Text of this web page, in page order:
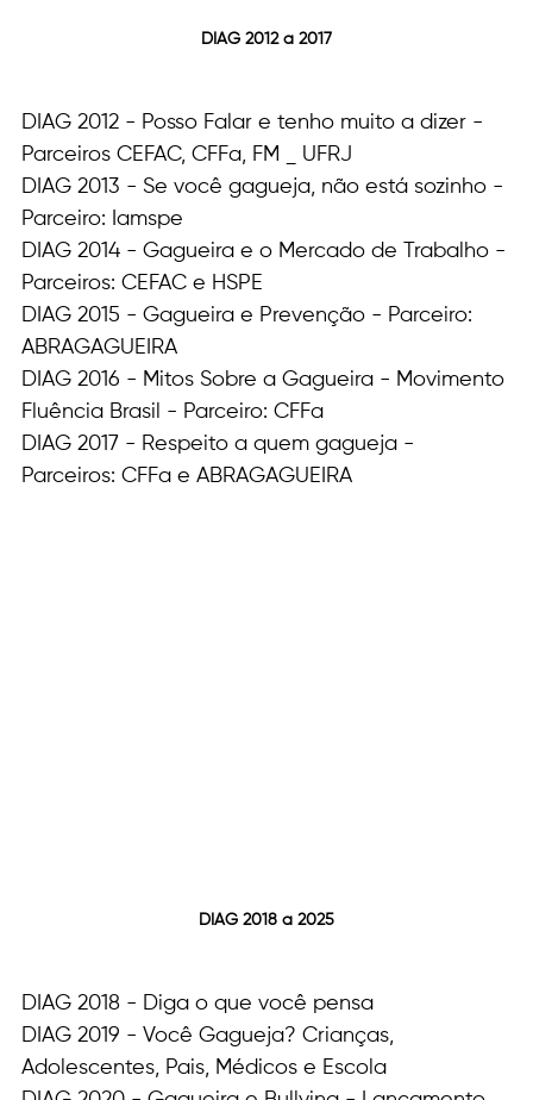
DIAG 2012 a 2017
DIAG 2012 - Posso Falar e tenho muito a dizer -
Parceiros CEFAC, CFFa, FM _ UFRJ
DIAG 2013 - Se você gagueja, não está sozinho -
Parceiro: Iamspe
DIAG 2014 - Gagueira e o Mercado de Trabalho -
Parceiros: CEFAC e HSPE
DIAG 2015 - Gagueira e Prevenção - Parceiro:
ABRAGAGUEIRA
DIAG 2016 - Mitos Sobre a Gagueira - Movimento
Fluência Brasil - Parceiro: CFFa
DIAG 2017 - Respeito a quem gagueja -
Parceiros: CFFa e ABRAGAGUEIRA
DIAG 2018 a 2025
DIAG 2018 - Diga o que você pensa
DIAG 2019 - Você Gagueja? Crianças,
Adolescentes, Pais, Médicos e Escola